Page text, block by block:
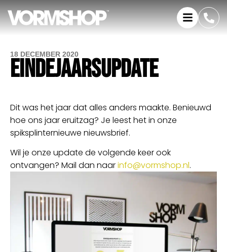
18 DECEMBER 2020
EINDEJAARSUPDATE
Dit was het jaar dat alles anders maakte. Benieuwd
hoe ons jaar eruitzag? Je leest hetin onze
spiksplinternieuwe nieuwsbrief.
Wil je onze update de volgende keer ook
ontvangen? Mail dan naarinfo@vormshop.nl.